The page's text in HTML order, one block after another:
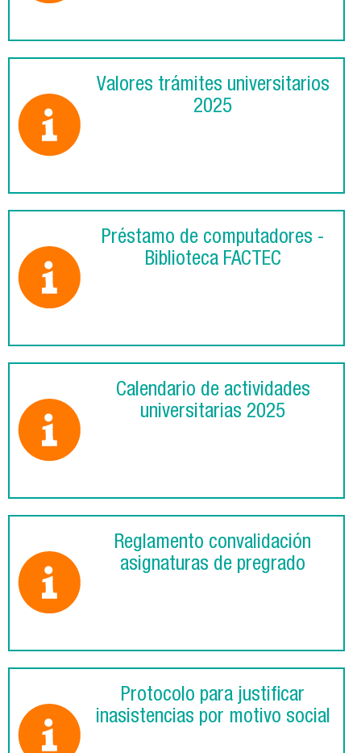
Valores trámites universitarios
2025
Préstamo de computadores -
Biblioteca FACTEC
Calendario de actividades
universitarias 2025
Reglamento convalidación
asignaturas de pregrado
Protocolo para justificar
inasistencias por motivo social